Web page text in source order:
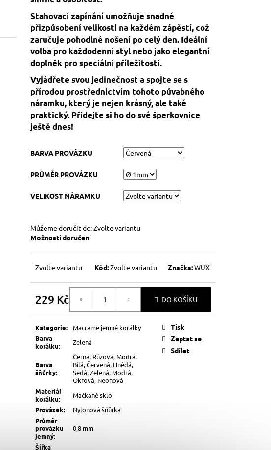
Stahovací zapínání umožňuje snadné
přizpůsobení velikosti na každém zápěstí, což
zaručuje pohodlné nošení po celý den. Ideální
volba pro každodenní styl nebo jako elegantní
doplněk pro speciální příležitosti.
Vyjádřete svou jedinečnost a spojte se s
přírodou prostřednictvím tohoto půvabného
náramku, který je nejen krásný, ale také
praktický. Přidejte si ho do své šperkovnice
ještě dnes!
BARVA PROVÁZKU
PRŮMĚR PROVÁZKU
VELIKOST NÁRAMKU
Můžeme doručit do:Zvolte variantu
Možnosti doručení
Zvolte variantu Kód:Zvolte variantu Značka:WUX
229 Kč
cena:
DO KOŠÍKU
Kategorie:
Macrame jemné korálky
Barva
korálku: Zelená
Barva
šňůrky:
Černá, Růžová, Modrá,
Bílá, Červená, Hnědá,
Šedá, Zelená, Modrá,
Okrová, Neonová
Materiál
korálku:
Mačkané sklo
Provázek:
Nylonová šňůrka
Průměr
provázku
jemný:
0,8 mm
Šířka
Tisk
Zeptat se
Sdílet
149 Kč